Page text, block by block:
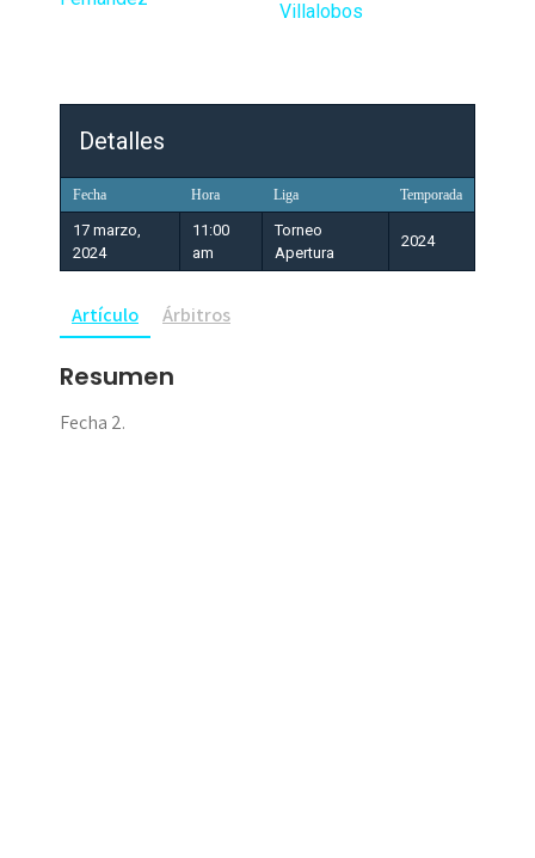
Villalobos
Detalles
Fecha Hora Liga Temporada
17 marzo,
2024
11:00
am
Torneo
Apertura
2024
Artículo Árbitros
Resumen
Fecha 2.